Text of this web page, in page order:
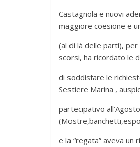
Castagnola e nuovi
maggiore coesione e
(al di là delle parti),
scorsi, ha ricordato le
di soddisfare le
Sestiere Marina ,
partecipativo
e la “regata” aveva